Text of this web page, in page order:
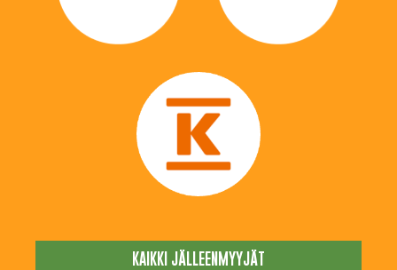
KAIKKI JÄLLEENMYYJÄT